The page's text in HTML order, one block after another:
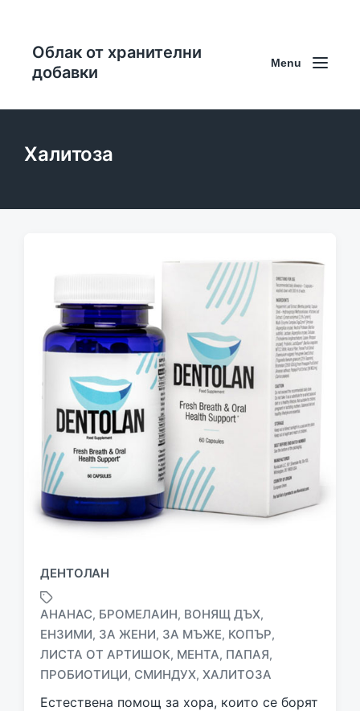
Облак от хранителни
добавки
Menu
Халитоза
ДЕНТОЛАН
a
g
g
АНАНАС, БРОМЕЛАИН, ВОНЯЩ ДЪХ,
ЕНЗИМИ, ЗА ЖЕНИ, ЗА МЪЖЕ, КОПЪР,
ЛИСТА ОТ АРТИШОК, МЕНТА, ПАПАЯ,
ПРОБИОТИЦИ, СМИНДУХ, ХАЛИТОЗА
Естествена помощ за хора, които се борят